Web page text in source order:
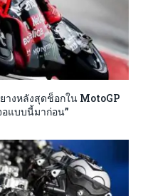
างหลังสุดช็อกใน MotoGP
แบบนี้มาก่อน”